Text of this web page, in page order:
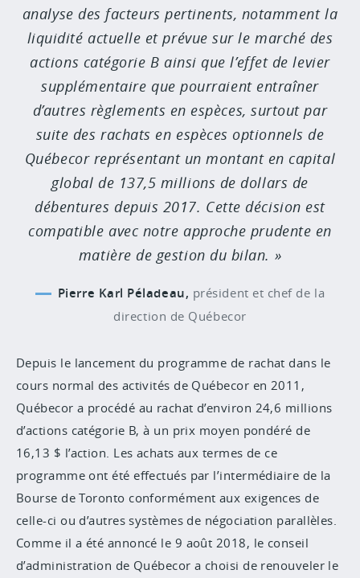
analyse des facteurs pertinents, notamment la
liquidité actuelle et prévue sur le marché des
actions catégorie B ainsi que l’effet de levier
supplémentaire que pourraient entraîner
d’autres règlements en espèces, surtout par
suite des rachats en espèces optionnels de
Québecor représentant un montant en capital
global de 137,5 millions de dollars de
débentures depuis 2017. Cette décision est
compatible avec notre approche prudente en
matière de gestion du bilan.
Pierre Karl Péladeau, président et chef de la
direction de Québecor
Depuis le lancement du programme de rachat dans le
cours normal des activités de Québecor en 2011,
Québecor a procédé au rachat d’environ 24,6 millions
d’actions catégorie B, à un prix moyen pondéré de
16,13 $ l’action. Les achats aux termes de ce
programme ont été effectués par l’intermédiaire de la
Bourse de Toronto conformément aux exigences de
celle-ci ou d’autres systèmes de négociation parallèles.
Comme il a été annoncé le 9 août 2018, le conseil
d’administration de Québecor a choisi de renouveler le